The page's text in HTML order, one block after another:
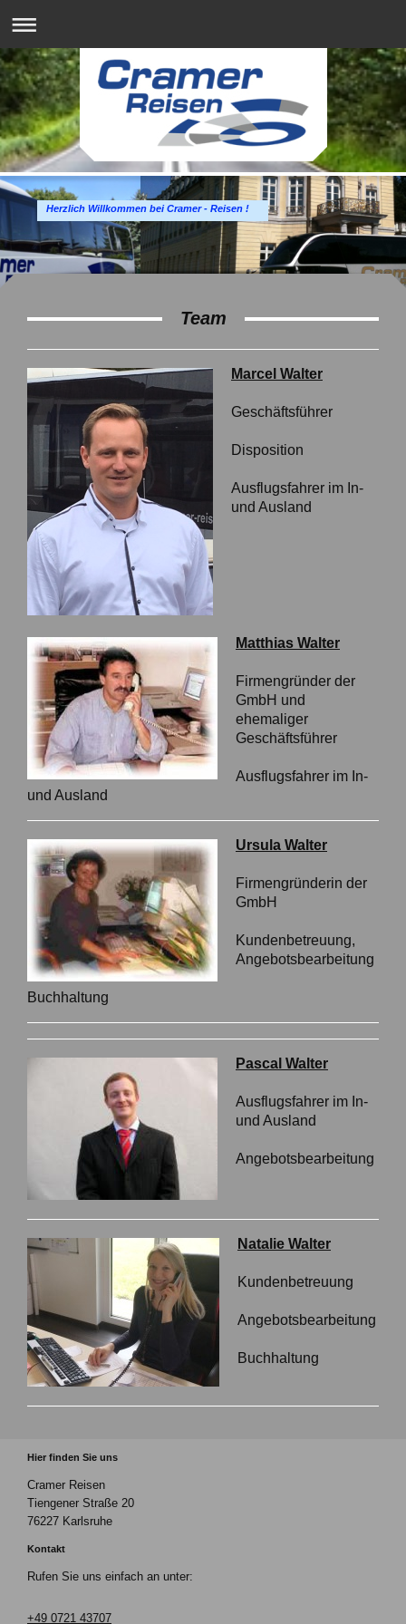
Herzlich Willkommen bei Cramer - Reisen !
Team
Marcel Walter
Geschäftsführer
Disposition
Ausflugsfahrer im In-
und Ausland
Matthias Walter
Firmengründer der
GmbH und
ehemaliger
Geschäftsführer
Ausflugsfahrer im In-
und Ausland
Ursula Walter
Firmengründerin der
GmbH
Kundenbetreuung,
Angebotsbearbeitung
Buchhaltung
Pascal Walter
Ausflugsfahrer im In-
und Ausland
Angebotsbearbeitung
Natalie Walter
Kundenbetreuung
Angebotsbearbeitung
Buchhaltung
Hier finden Sie uns
Cramer Reisen
Tiengener Straße 20
76227 Karlsruhe
Kontakt
Rufen Sie uns einfach an unter:
+49 0721 43707